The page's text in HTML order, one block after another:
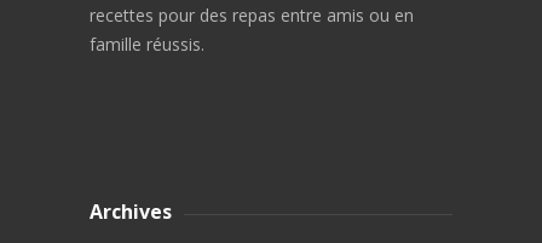
recettes pour des repas entre amis ou en
famille réussis.
Archives